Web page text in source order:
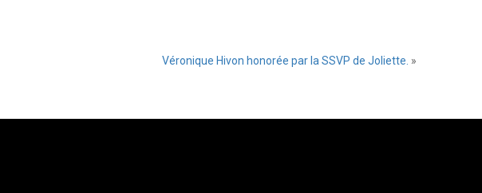
Véronique Hivon honorée par la SSVP de Joliette. »